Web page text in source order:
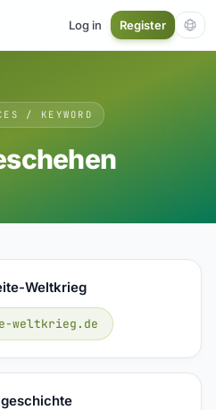
Log in Register
/ KEYWORD
Weltkrieg
weltkrieg.de